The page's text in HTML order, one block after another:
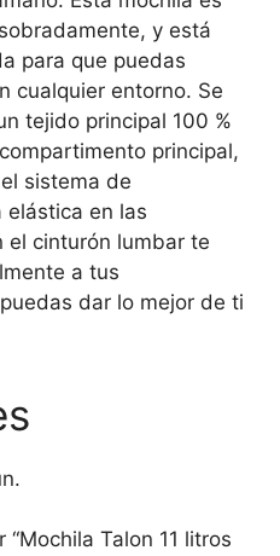
y está
para que puedas
cualquier entorno. Se
tejido principal 100 %
principal,
sistema de
elástica en las
el cinturón lumbar te
a tus
dar lo mejor de ti
Talon 11 litros